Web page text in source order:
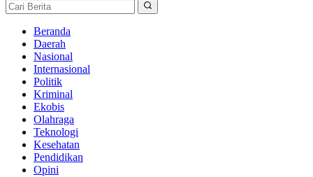
Beranda
Daerah
Nasional
Internasional
Politik
Kriminal
Ekobis
Olahraga
Teknologi
Kesehatan
Pendidikan
Opini